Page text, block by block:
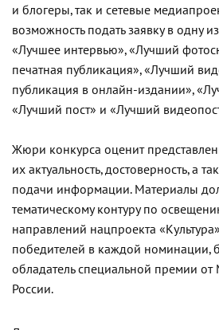
и блогеры, так и сетевые
возможность подать заявку в одну
«Лучшее интервью», «Лучший
печатная публикация», «Лучший
публикация в онлайн-издании»,
«Лучший пост» и «Лучший
Жюри конкурса оценит
их актуальность, достоверность, а
подачи информации. Материалы
тематическому контуру по
направлений нацпроекта
победителей в каждой номинации,
обладатель специальной премии от
России.